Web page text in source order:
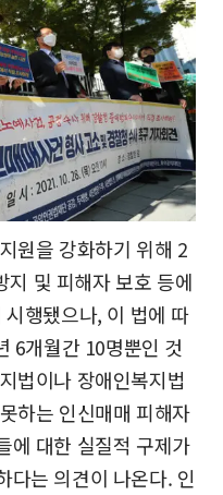
원을 강화하기 위해 2
지 및 피해자 보호 등에
행됐으나, 이 법에 따
6개월간 10명뿐인 것
법이나 장애인복지법
하는 인신매매 피해자
에 대한 실질적 구제가
다는 의견이 나온다. 인